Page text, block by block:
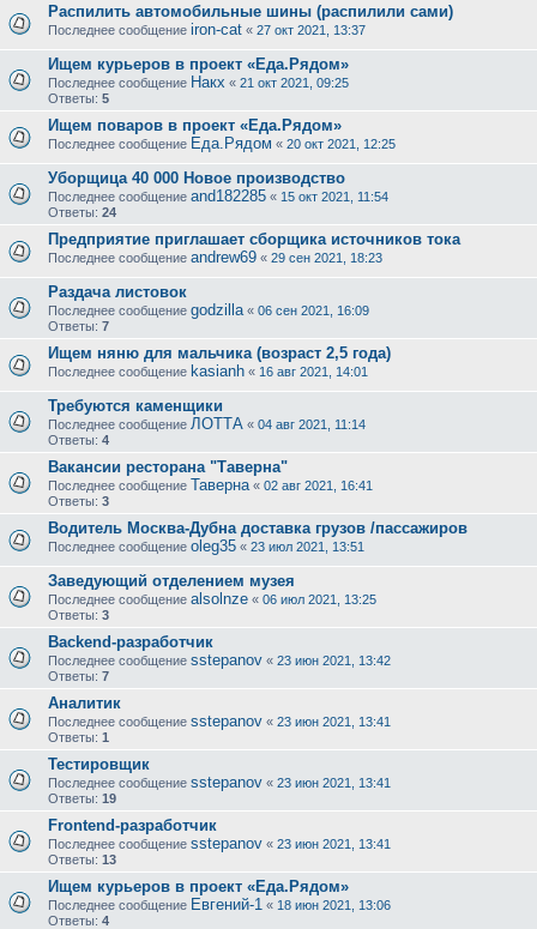
Распилить автомобильные шины (распилили сами)
Последнее сообщение iron-cat « 27 окт 2021, 13:37
Ищем курьеров в проект «Еда.Рядом»
Последнее сообщение Накх « 21 окт 2021, 09:25
Ответы: 5
Ищем поваров в проект «Еда.Рядом»
Последнее сообщение Еда.Рядом « 20 окт 2021, 12:25
Уборщица 40 000 Новое производство
Последнее сообщение and182285 « 15 окт 2021, 11:54
Ответы: 24
Предприятие приглашает сборщика источников тока
Последнее сообщение andrew69 « 29 сен 2021, 18:23
Раздача листовок
Последнее сообщение godzilla « 06 сен 2021, 16:09
Ответы: 7
Ищем няню для мальчика (возраст 2,5 года)
Последнее сообщение kasianh « 16 авг 2021, 14:01
Требуются каменщики
Последнее сообщение ЛОТТА « 04 авг 2021, 11:14
Ответы: 4
Вакансии ресторана "Таверна"
Последнее сообщение Таверна « 02 авг 2021, 16:41
Ответы: 3
Водитель Москва-Дубна доставка грузов /пассажиров
Последнее сообщение oleg35 « 23 июл 2021, 13:51
Заведующий отделением музея
Последнее сообщение alsolnze « 06 июл 2021, 13:25
Ответы: 3
Backend-разработчик
Последнее сообщение sstepanov « 23 июн 2021, 13:42
Ответы: 7
Аналитик
Последнее сообщение sstepanov « 23 июн 2021, 13:41
Ответы: 1
Тестировщик
Последнее сообщение sstepanov « 23 июн 2021, 13:41
Ответы: 19
Frontend-разработчик
Последнее сообщение sstepanov « 23 июн 2021, 13:41
Ответы: 13
Ищем курьеров в проект «Еда.Рядом»
Последнее сообщение Евгений-1 « 18 июн 2021, 13:06
Ответы: 4